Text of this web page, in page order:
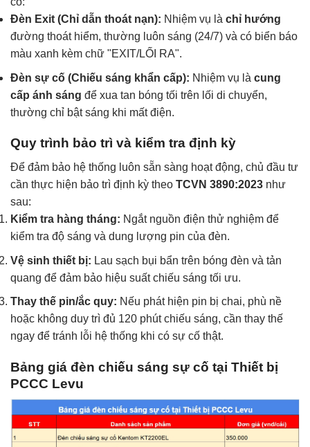
Đèn Exit (Chỉ dẫn thoát nạn): Nhiệm vụ là chỉ hướng
đường thoát hiểm, thường luôn sáng (24/7) và có biển báo
màu xanh kèm chữ "EXIT/LỐI RA".
Đèn sự cố (Chiếu sáng khẩn cấp): Nhiệm vụ là cung
cấp ánh sáng để xua tan bóng tối trên lối di chuyển,
thường chỉ bật sáng khi mất điện.
Quy trình bảo trì và kiểm tra định kỳ
Để đảm bảo hệ thống luôn sẵn sàng hoạt động, chủ đầu tư
cần thực hiện bảo trì định kỳ theo TCVN 3890:2023 như
sau:
Kiểm tra hàng tháng: Ngắt nguồn điện thử nghiệm để
kiểm tra độ sáng và dung lượng pin của đèn.
Vệ sinh thiết bị: Lau sạch bụi bẩn trên bóng đèn và tản
quang để đảm bảo hiệu suất chiếu sáng tối ưu.
Thay thế pin/ắc quy: Nếu phát hiện pin bị chai, phù nề
hoặc không duy trì đủ 120 phút chiếu sáng, cần thay thế
ngay để tránh lỗi hệ thống khi có sự cố thật.
Bảng giá đèn chiếu sáng sự cố tại Thiết bị
PCCC Levu